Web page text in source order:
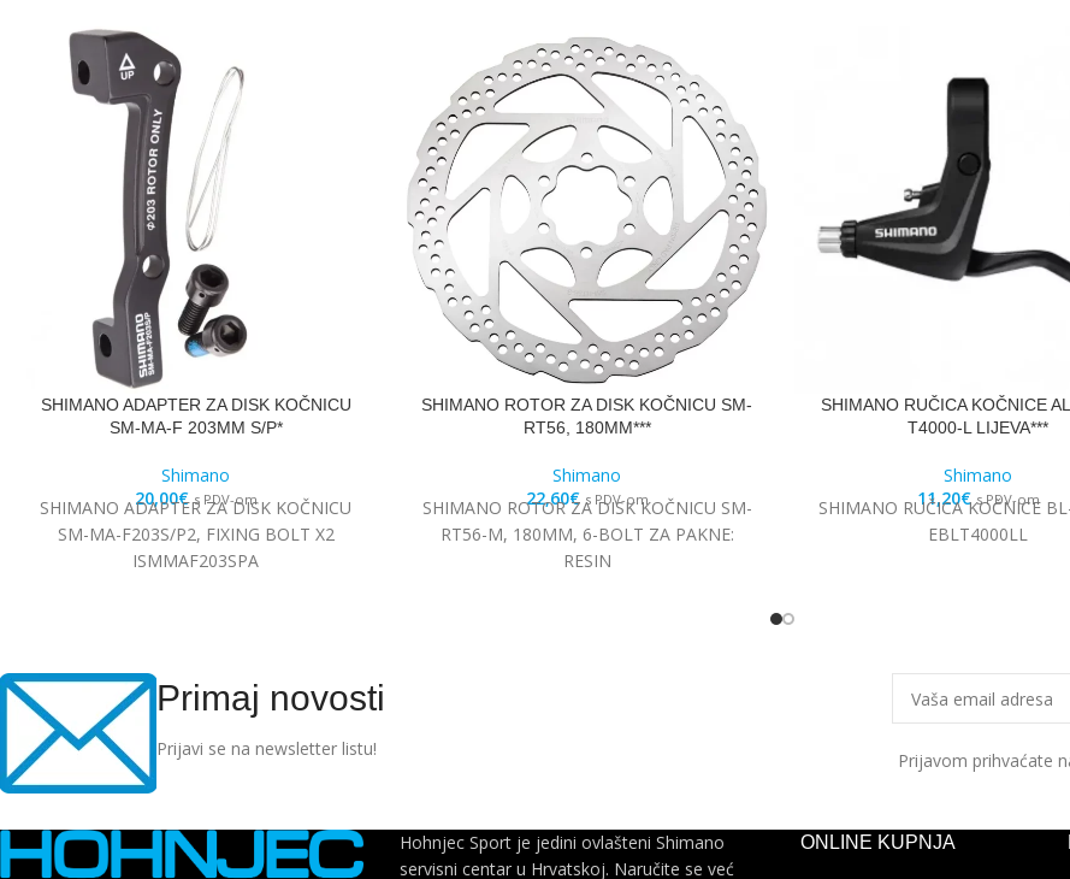
SHIMANO ADAPTER ZA DISK KOČNICU
SM-MA-F 203MM S/P*
Shimano
20,00€ s PDV-om
SHIMANO ADAPTER ZA DISK KOČNICU
SM-MA-F203S/P2, FIXING BOLT X2
ISMMAF203SPA
SHIMANO ROTOR ZA DISK KOČNICU SM-
RT56, 180MM***
Shimano
22,60€ s PDV-om
SHIMANO ROTOR ZA DISK KOČNICU SM-
RT56-M, 180MM, 6-BOLT ZA PAKNE:
RESIN
SHIMANO RUČICA KOČNICE
T4000-L LIJEVA***
Shimano
11,20€ s PDV-om
SHIMANO RUČICA KOČNICE
EBLT4000LL
Primaj novosti
Prijavi se na newsletter listu!
Prijavom prihvaćate
Hohnjec Sport je jedini ovlašteni Shimano
servisni centar u Hrvatskoj. Naručite se već
ONLINE KUPNJA